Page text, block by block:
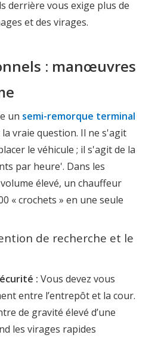
derrière vous exige plus de
et des virages.
: manœuvres
un semi-remorque terminal
vraie question. Il ne s'agit
le véhicule ; il s'agit de la
par heure'. Dans les
élevé, un chauffeur
« crochets » en une seule
de recherche et le
: Vous devez vous
entre l’entrepôt et la cour.
de gravité élevé d’une
les virages rapides